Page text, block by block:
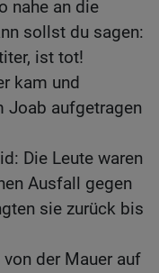
nahe an die
sollst du sagen:
ist tot!
kam und
Joab aufgetragen
Die Leute waren
Ausfall gegen
sie zurück bis
der Mauer auf